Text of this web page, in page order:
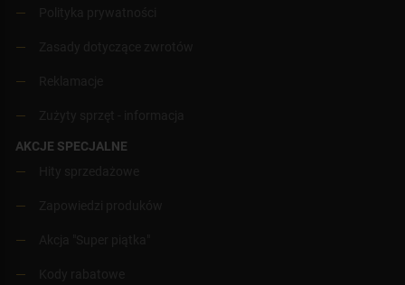
AKCJE SPECJALNE